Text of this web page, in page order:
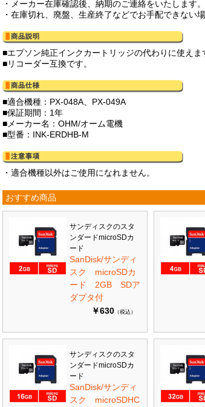
・メーカー在庫確認後、納期のご連絡をいたします。
・在庫切れ、廃盤、生産終了などでお手配できない
■エプソン純正インクカートリッジの代わりに使えま
■リコーダー互換です。
■適合機種：PX-048A、PX-049A
■保証期間：1年
■メーカー名：OHM/オーム電機
■型番：INK-ERDHB-M
・適合機種以外はご使用になれません。
おすすめ商品
サンディスクのスタ
ンダードmicroSDカ
ード
SanDisk/サンディ
スク microSDカ
ード 2GB SDア
ダプタ付
￥630 （税込）
サンディスクのスタ
ンダードmicroSDカ
ード
SanDisk/サンディ
スク microSDHC